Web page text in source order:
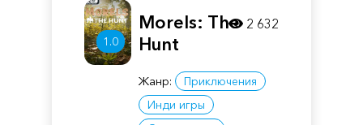
1.0
Morels: The
Hunt
Жанр:
Приключения
Инди игры
2 632